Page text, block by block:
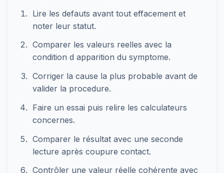
Lire les defauts avant tout effacement et
noter leur statut.
Comparer les valeurs reelles avec la
condition d apparition du symptome.
Corriger la cause la plus probable avant de
valider la procedure.
Faire un essai puis relire les calculateurs
concernes.
Comparer le résultat avec une seconde
lecture après coupure contact.
Contrôler une valeur réelle cohérente avec